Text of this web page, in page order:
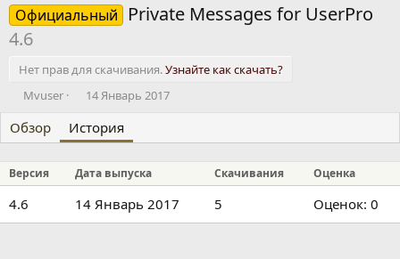
Официальный
Private Messages for UserPro
4.6
Нет прав для скачивания.Узнайте как скачать?
А
т
о
Mvuser
Д
т
а
о
з
д
а
14 Январь 2017
Обзор История
Версия Дата выпуска Скачивания Оценка
4.6 14 Январь 2017 5
0
.
Оценок: 0